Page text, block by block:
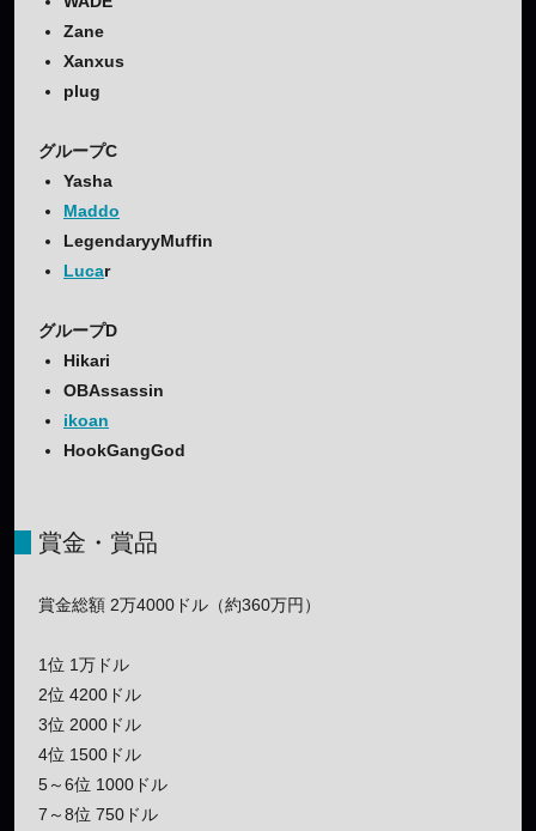
Zane
Xanxus
plug
グループC
Yasha
Maddo
LegendaryyMuffin
Lucar
グループD
Hikari
OBAssassin
ikoan
HookGangGod
賞金・賞品
賞金総額 2万4000ドル（約360万円）
1位 1万ドル
2位 4200ドル
3位 2000ドル
4位 1500ドル
5～6位 1000ドル
7～8位 750ドル